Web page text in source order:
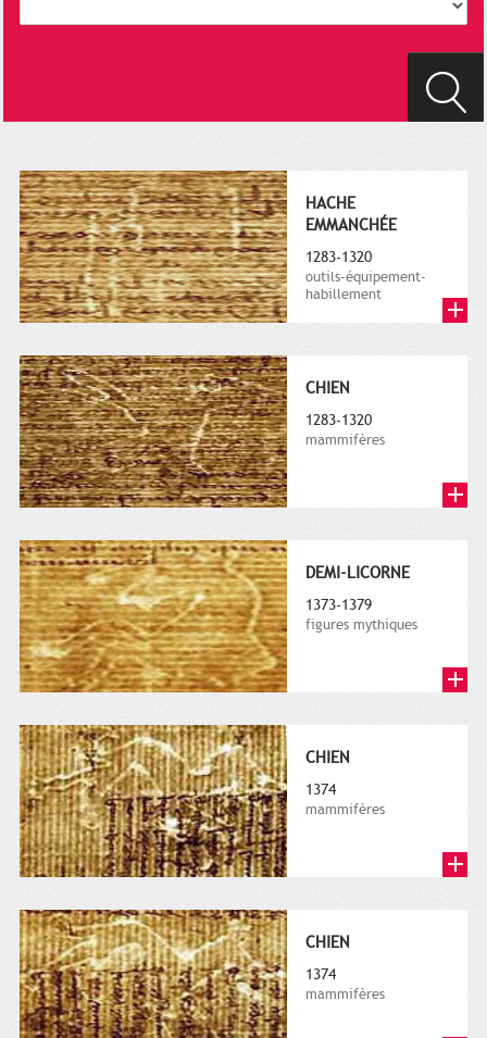
HACHE
EMMANCHÉE
1283-1320
outils-équipement-
habillement
CHIEN
1283-1320
mammifères
DEMI-LICORNE
1373-1379
figures mythiques
CHIEN
1374
mammifères
CHIEN
1374
mammifères